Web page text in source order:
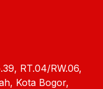
RT.04/RW.06,
Kota Bogor,